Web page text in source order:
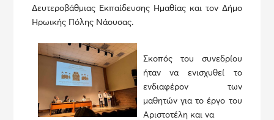
Δευτεροβάθμιας Εκπαίδευσης Ημαθίας και τον Δήμο
Ηρωικής Πόλης Νάουσας.
Σκοπός του συνεδρίου
ήταν να ενισχυθεί το
ενδιαφέρον των
μαθητών για το έργο του
Αριστοτέλη και να